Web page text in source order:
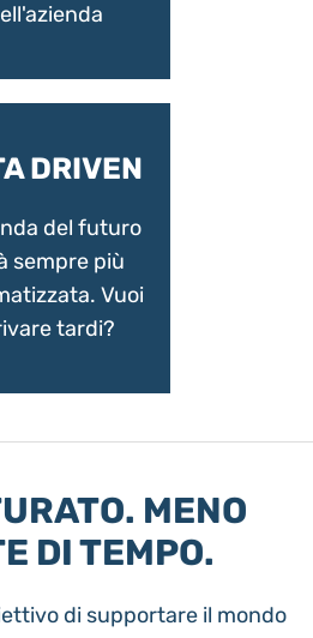
DRIVEN
del futuro
sempre più
Vuoi
tardi?
MENO
DI TEMPO.
di supportare il mondo